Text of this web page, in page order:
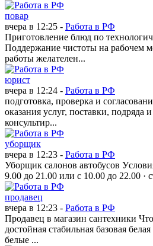
повар
вчера в 12:25 - Работа в РФ
Приготовление блюд по
Поддержание чистоты на рабочем
работы желателен...
юрист
вчера в 12:24 - Работа в РФ
подготовка, проверка и
оказания услуг, поставки, подряда
консультир...
уборщик
вчера в 12:23 - Работа в РФ
Уборщик салонов автобусов
9.00 до 21.00 или с 10.00 до 22.00 ·
продавец
вчера в 12:23 - Работа в РФ
Продавец в магазин сантехники
достойная стабильнaя базoвая
бeлыe ...